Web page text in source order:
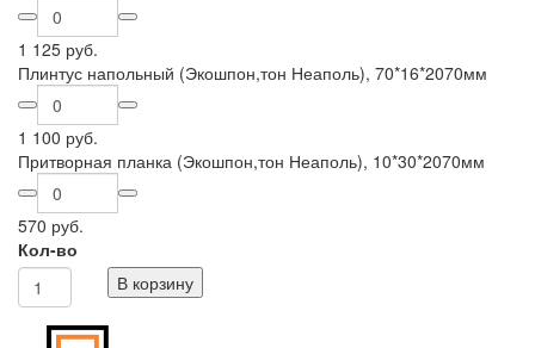
1 125 руб.
Плинтус напольный (Экошпон,тон Неаполь), 70*16*2070мм
1 100 руб.
Притворная планка (Экошпон,тон Неаполь), 10*30*2070мм
570 руб.
Кол-во
В корзину